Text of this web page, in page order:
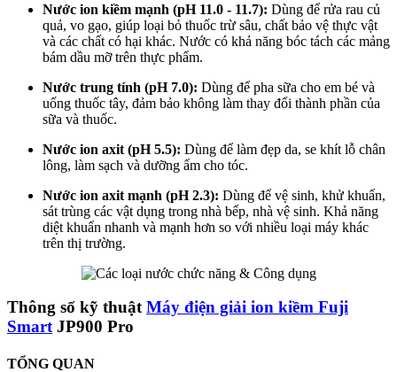
Nước ion kiềm mạnh (pH 11.0 - 11.7): Dùng để rửa rau củ
quả, vo gạo, giúp loại bỏ thuốc trừ sâu, chất bảo vệ thực vật
và các chất có hại khác. Nước có khả năng bóc tách các mảng
bám dầu mỡ trên thực phẩm.
Nước trung tính (pH 7.0): Dùng để pha sữa cho em bé và
uống thuốc tây, đảm bảo không làm thay đổi thành phần của
sữa và thuốc.
Nước ion axit (pH 5.5): Dùng để làm đẹp da, se khít lỗ chân
lông, làm sạch và dưỡng ẩm cho tóc.
Nước ion axit mạnh (pH 2.3): Dùng để vệ sinh, khử khuẩn,
sát trùng các vật dụng trong nhà bếp, nhà vệ sinh. Khả năng
diệt khuẩn nhanh và mạnh hơn so với nhiều loại máy khác
trên thị trường.
Thông số kỹ thuậtMáy điện giải ion kiềm Fuji
SmartJP900 Pro
TỔNG QUAN